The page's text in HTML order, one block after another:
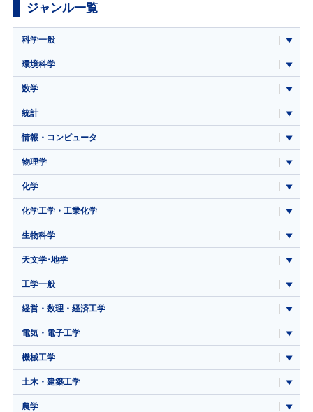
ジャンル一覧
科学一般
環境科学
数学
統計
情報・コンピュータ
物理学
化学
化学工学・工業化学
生物科学
天文学･地学
工学一般
経営・数理・経済工学
電気・電子工学
機械工学
土木・建築工学
農学